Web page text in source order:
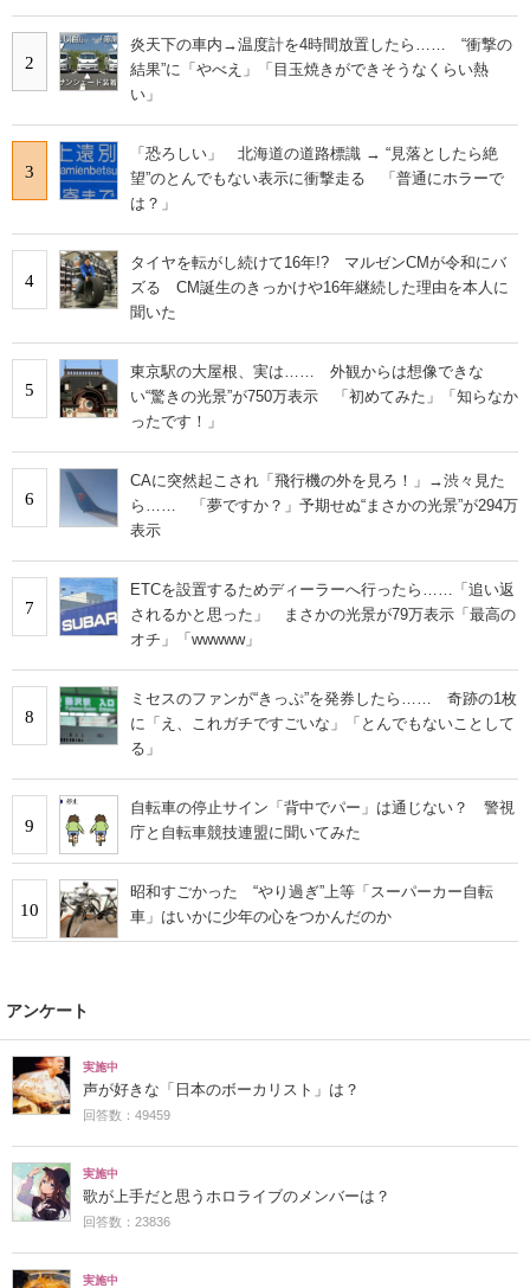
2
炎天下の車内→温度計を4時間放置したら…… “衝撃の
結果”に「やべえ」「目玉焼きができそうなくらい熱
い」
3
「恐ろしい」 北海道の道路標識 → “見落としたら絶
望”のとんでもない表示に衝撃走る 「普通にホラーで
は？」
4
タイヤを転がし続けて16年!? マルゼンCMが令和にバ
ズる CM誕生のきっかけや16年継続した理由を本人に
聞いた
5
東京駅の大屋根、実は…… 外観からは想像できな
い“驚きの光景”が750万表示 「初めてみた」「知らなか
ったです！」
6
CAに突然起こされ「飛行機の外を見ろ！」→渋々見た
ら…… 「夢ですか？」予期せぬ“まさかの光景”が294万
表示
7
ETCを設置するためディーラーへ行ったら……「追い返
されるかと思った」 まさかの光景が79万表示「最高の
オチ」「wwwww」
8
ミセスのファンが“きっぷ”を発券したら…… 奇跡の1枚
に「え、これガチですごいな」「とんでもないことして
る」
9
自転車の停止サイン「背中でパー」は通じない？ 警視
庁と自転車競技連盟に聞いてみた
10
昭和すごかった “やり過ぎ”上等「スーパーカー自転
車」はいかに少年の心をつかんだのか
アンケート
実施中
声が好きな「日本のボーカリスト」は？
回答数：49459
実施中
歌が上手だと思うホロライブのメンバーは？
回答数：23836
実施中